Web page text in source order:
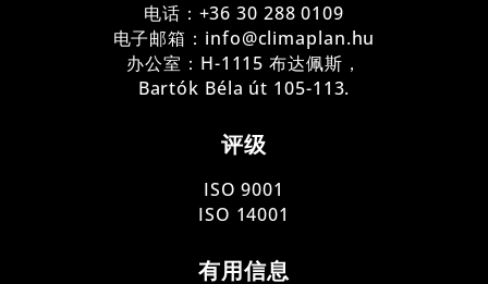
电话：+36 30 288 0109
电子邮箱：info@climaplan.hu
办公室：H-1115 布达佩斯，
Bartók Béla út 105-113.
评级
ISO 9001
ISO 14001
有用信息